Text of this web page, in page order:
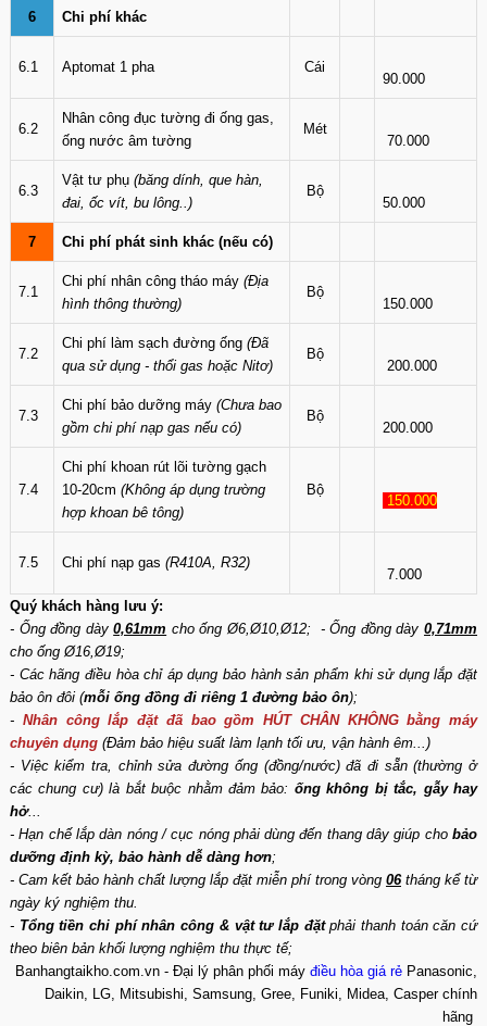
6 Chi phí khác
6.1 Aptomat 1 pha Cái
90.000
6.2
Nhân công đục tường đi ống gas,
ống nước âm tường
Mét
70.000
6.3
Vật tư phụ (băng dính, que hàn,
đai, ốc vít, bu lông..)
Bộ
50.000
7 Chi phí phát sinh khác (nếu có)
7.1
Chi phí nhân công tháo máy (Địa
hình thông thường)
Bộ
150.000
7.2
Chi phí làm sạch đường ống (Đã
qua sử dụng - thổi gas hoặc Nitơ)
Bộ
200.000
7.3
Chi phí bảo dưỡng máy (Chưa bao
gồm chi phí nạp gas nếu có)
Bộ
200.000
7.4
Chi phí khoan rút lõi tường gạch
10-20cm (Không áp dụng trường
hợp khoan bê tông)
Bộ
150.000
7.5 Chi phí nạp gas (R410A, R32)
7.000
Quý khách hàng lưu ý:
- Ống đồng dày0,61mm cho ống Ø6,Ø10,Ø12; - Ống đồng dày0,71mm
cho ống Ø16,Ø19;
- Các hãng điều hòa chỉ áp dụng bảo hành sản phẩm khi sử dụng lắp đặt
bảo ôn đôi (mỗi ống đồng đi riêng 1 đường bảo ôn);
- Nhân công lắp đặt đã bao gồm HÚT CHÂN KHÔNG bằng máy
chuyên dụng (Đảm bảo hiệu suất làm lạnh tối ưu, vận hành êm...)
- Việc kiểm tra, chỉnh sửa đường ống (đồng/nước) đã đi sẵn (thường ở
các chung cư) là bắt buộc nhằm đảm bảo: ống không bị tắc, gẫy hay
hở...
- Hạn chế lắp dàn nóng / cục nóng phải dùng đến thang dây giúp chobảo
dưỡng định kỳ, bảo hành dễ dàng hơn;
- Cam kết bảo hành chất lượng lắp đặt miễn phí trong vòng 06tháng kể từ
ngày ký nghiệm thu.
- Tổng tiền chi phí nhân công & vật tư lắp đặtphải thanh toán căn cứ
theo biên bản khối lượng nghiệm thu thực tế;
Banhangtaikho.com.vn - Đại lý phân phối máy điều hòa giá rẻ Panasonic,
Daikin, LG, Mitsubishi, Samsung, Gree, Funiki, Midea, Casper chính
hãng